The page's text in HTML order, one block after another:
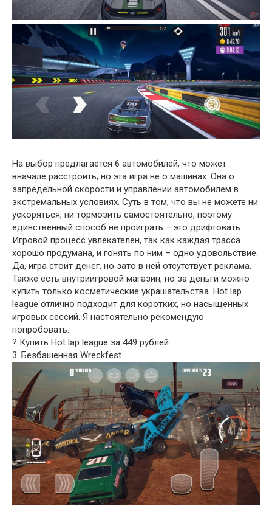
На выбор предлагается 6 автомобилей, что может
вначале расстроить, но эта игра не о машинах. Она о
запредельной скорости и управлении автомобилем в
экстремальных условиях. Суть в том, что вы не можете ни
ускоряться, ни тормозить самостоятельно, поэтому
единственный способ не проиграть – это дрифтовать.
Игровой процесс увлекателен, так как каждая трасса
хорошо продумана, и гонять по ним – одно удовольствие.
Да, игра стоит денег, но зато в ней отсутствует реклама.
Также есть внутриигровой магазин, но за деньги можно
купить только косметические украшательства. Hot lap
league отлично подходит для коротких, но насыщенных
игровых сессий. Я настоятельно рекомендую
попробовать.
? Купить Hot lap league за 449 рублей
3. Безбашенная Wreckfest